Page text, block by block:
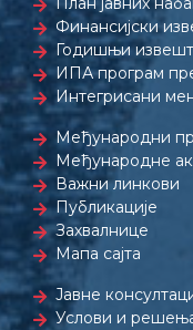
Финансијски
Годишњи
ИПА програм
Интегрисани
Међународни
Међународне
Важни линкови
Публикације
Захвалнице
Мапа сајта
Јавне
Услови и